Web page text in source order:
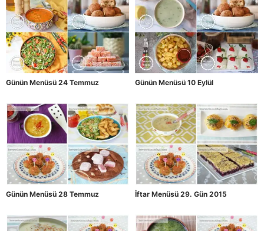
Günün Menüsü 24 Temmuz Günün Menüsü 10 Eylül
Günün Menüsü 28 Temmuz İftar Menüsü 29. Gün 2015